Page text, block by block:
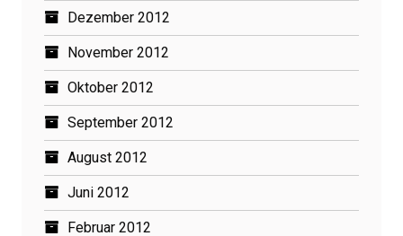
Dezember 2012
November 2012
Oktober 2012
September 2012
August 2012
Juni 2012
Februar 2012